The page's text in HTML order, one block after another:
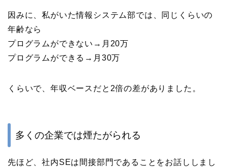
因みに、私がいた情報システム部では、同じくらいの
年齢なら
プログラムができない→月20万
プログラムができる→月30万
くらいで、年収ベースだと2倍の差がありました。
多くの企業では煙たがられる
先ほど、社内SEは間接部門であることをお話ししまし